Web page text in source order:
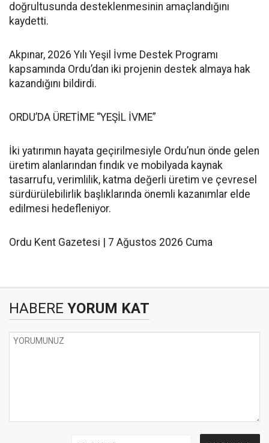
doğrultusunda desteklenmesinin amaçlandığını
kaydetti.
Akpınar, 2026 Yılı Yeşil İvme Destek Programı
kapsamında Ordu’dan iki projenin destek almaya hak
kazandığını bildirdi.
ORDU’DA ÜRETİME “YEŞİL İVME”
İki yatırımın hayata geçirilmesiyle Ordu’nun önde gelen
üretim alanlarından fındık ve mobilyada kaynak
tasarrufu, verimlilik, katma değerli üretim ve çevresel
sürdürülebilirlik başlıklarında önemli kazanımlar elde
edilmesi hedefleniyor.
Ordu Kent Gazetesi | 7 Ağustos 2026 Cuma
HABERE YORUM KAT